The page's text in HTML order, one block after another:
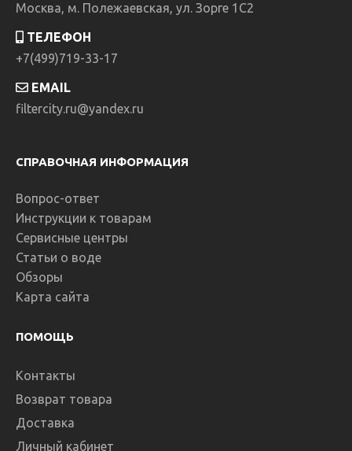
Москва, м. Полежаевская, ул. Зорге 1C2
ТЕЛЕФОН
+7(499)719-33-17
EMAIL
filtercity.ru@yandex.ru
СПРАВОЧНАЯ ИНФОРМАЦИЯ
Вопрос-ответ
Инструкции к товарам
Сервисные центры
Статьи о воде
Обзоры
Карта сайта
ПОМОЩЬ
Контакты
Возврат товара
Доставка
Личный кабинет